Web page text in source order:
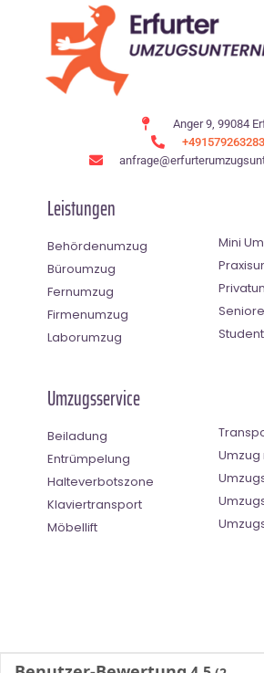
Anger 9, 99084
Leistungen
Behördenumzug
Büroumzug
Fernumzug
Firmenumzug
Laborumzug
Mini
Umzugsservice
Beiladung
Entrümpelung
Halteverbotszone
Klaviertransport
Möbellift
Umzug